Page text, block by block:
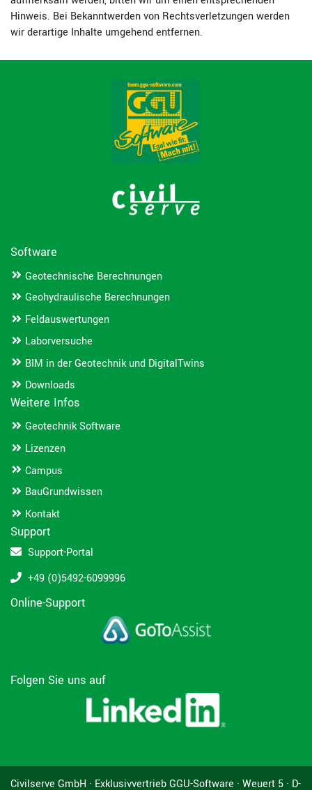
Hinweis. Bei Bekanntwerden von Rechtsverletzungen werden
wir derartige Inhalte umgehend entfernen.
Software
Geotechnische Berechnungen
Geohydraulische Berechnungen
Feldauswertungen
Laborversuche
BIM in der Geotechnik und DigitalTwins
Downloads
Weitere Infos
Geotechnik Software
Lizenzen
Campus
BauGrundwissen
Kontakt
Support
Support-Portal
+49 (0)5492-6099996
Online-Support
Folgen Sie uns auf
Civilserve GmbH · Exklusivvertrieb GGU-Software · Weuert 5 · D-